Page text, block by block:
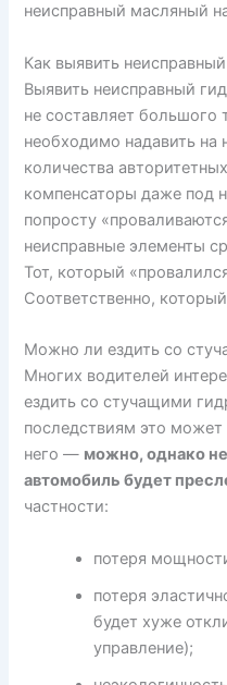
неисправный масляный
Как выявить
Выявить неисправный
не составляет большого
необходимо надавить
количества
компенсаторы даже под
попросту
неисправные элементы
Тот, который
Соответственно,
Можно ли ездить со
Многих водителей
ездить со стучащими
последствиям это может
него — можно, однако
автомобиль будет
частности:
потеря
потеря
будет хуже
управление);